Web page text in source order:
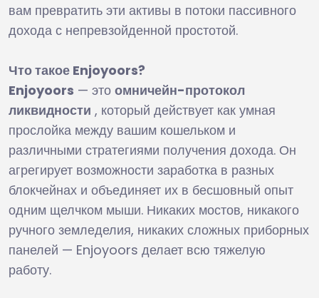
вам превратить эти активы в потоки пассивного
дохода с непревзойденной простотой.
Что такое Enjoyoors?
Enjoyoors — это омничейн-протокол
ликвидности , который действует как умная
прослойка между вашим кошельком и
различными стратегиями получения дохода. Он
агрегирует возможности заработка в разных
блокчейнах и объединяет их в бесшовный опыт
одним щелчком мыши. Никаких мостов, никакого
ручного земледелия, никаких сложных приборных
панелей — Enjoyoors делает всю тяжелую
работу.